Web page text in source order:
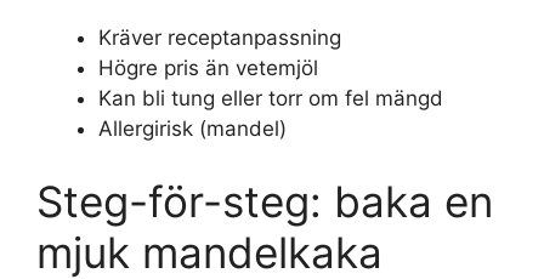
Kräver receptanpassning
Högre pris än vetemjöl
Kan bli tung eller torr om fel mängd
Allergirisk (mandel)
Steg-för-steg: baka en
mjuk mandelkaka